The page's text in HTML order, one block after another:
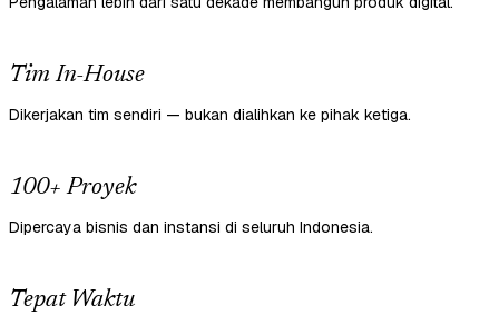
Tim In-House
Dikerjakan tim sendiri — bukan dialihkan ke pihak ketiga.
100+ Proyek
Dipercaya bisnis dan instansi di seluruh Indonesia.
Tepat Waktu